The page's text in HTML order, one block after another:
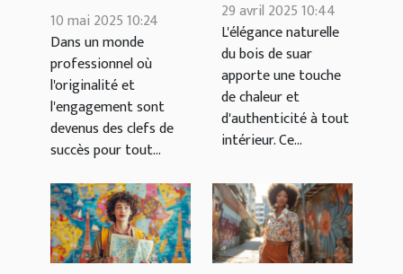
peut
transformer
vos
événements
professionnels
10 mai 2025 10:24
Dans un monde
professionnel où
l'originalité et
l'engagement sont
devenus des clefs de
succès pour tout...
bois de suar
pour votre
intérieur
29 avril 2025 10:44
L'élégance naturelle
du bois de suar
apporte une touche
de chaleur et
d'authenticité à tout
intérieur. Ce...